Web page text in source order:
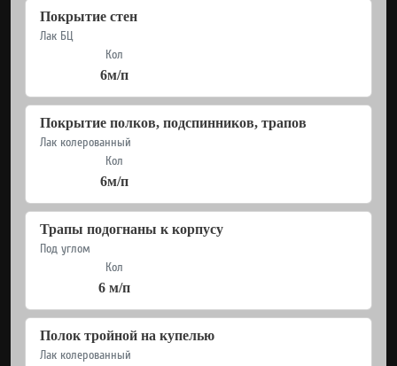
Покрытие стен
Лак БЦ
Кол
6м/п
Покрытие полков, подспинников, трапов
Лак колерованный
Кол
6м/п
Трапы подогнаны к корпусу
Под углом
Кол
6 м/п
Полок тройной на купелью
Лак колерованный